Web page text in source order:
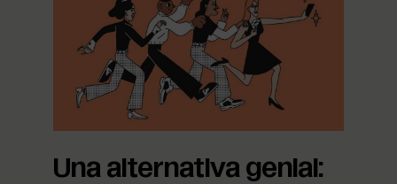
Una alternativa genial: